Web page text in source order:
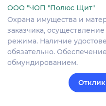
ООО "ЧОП "Полюс Щит"
Охрана имущества и
заказчика,
режима. Наличие
обязательно.
обмундированием.